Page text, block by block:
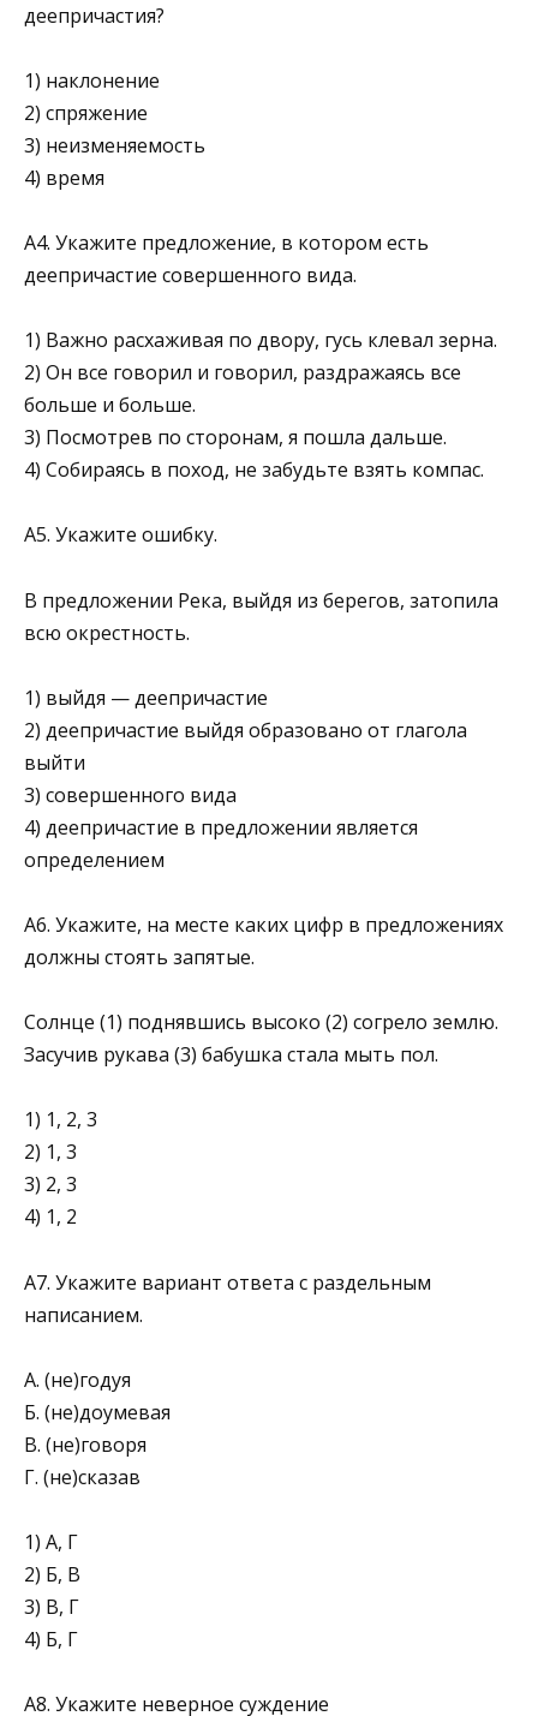
деепричастия?
1) наклонение
2) спряжение
3) неизменяемость
4) время
А4. Укажите предложение, в котором есть
деепричастие совершенного вида.
1) Важно расхаживая по двору, гусь клевал зерна.
2) Он все говорил и говорил, раздражаясь все
больше и больше.
3) Посмотрев по сторонам, я пошла дальше.
4) Собираясь в поход, не забудьте взять компас.
А5. Укажите ошибку.
В предложении Река, выйдя из берегов, затопила
всю окрестность.
1) выйдя — деепричастие
2) деепричастие выйдя образовано от глагола
выйти
3) совершенного вида
4) деепричастие в предложении является
определением
А6. Укажите, на месте каких цифр в предложениях
должны стоять запятые.
Солнце (1) поднявшись высоко (2) согрело землю.
Засучив рукава (3) бабушка стала мыть пол.
1) 1, 2, 3
2) 1, 3
3) 2, 3
4) 1, 2
А7. Укажите вариант ответа с раздельным
написанием.
А. (не)годуя
Б. (не)доумевая
В. (не)говоря
Г. (не)сказав
1) А, Г
2) Б, В
3) В, Г
4) Б, Г
А8. Укажите неверное суждение